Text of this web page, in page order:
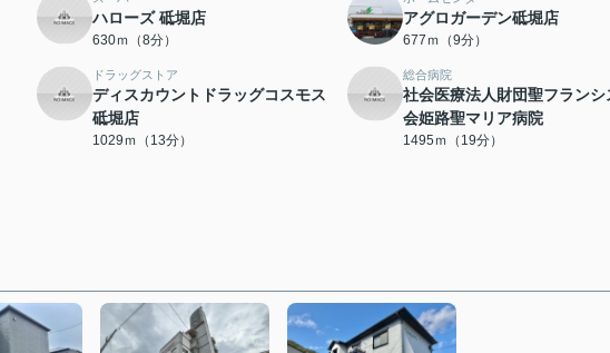
ハローズ 砥堀店
630ｍ（8分）
アグロガーデン砥堀店
677ｍ（9分）
ドラッグストア
ディスカウントドラッグコスモス
砥堀店
1029ｍ（13分）
総合病院
社会医療法人財団聖フランシ
会姫路聖マリア病院
1495ｍ（19分）